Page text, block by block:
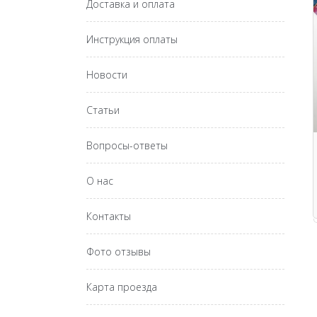
Доставка и оплата
Инструкция оплаты
Новости
Статьи
Вопросы-ответы
О нас
Контакты
Фото отзывы
Карта проезда